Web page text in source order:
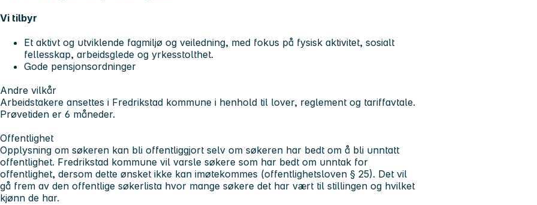
Vi tilbyr
Et aktivt og utviklende fagmiljø og veiledning, med fokus på fysisk aktivitet, sosialt
fellesskap, arbeidsglede og yrkesstolthet.
Gode pensjonsordninger
Andre vilkår
Arbeidstakere ansettes i Fredrikstad kommune i henhold til lover, reglement og tariffavtale.
Prøvetiden er 6 måneder.
Offentlighet
Opplysning om søkeren kan bli offentliggjort selv om søkeren har bedt om å bli unntatt
offentlighet. Fredrikstad kommune vil varsle søkere som har bedt om unntak for
offentlighet, dersom dette ønsket ikke kan imøtekommes (offentlighetsloven § 25). Det vil
gå frem av den offentlige søkerlista hvor mange søkere det har vært til stillingen og hvilket
kjønn de har.